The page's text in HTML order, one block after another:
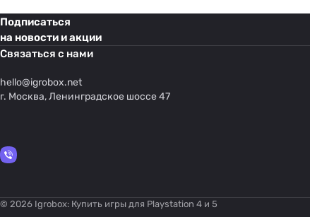
Подписаться
на новости и акции
Связаться с нами
hello@igrobox.net
г. Москва, Ленинградское шоссе 47
© 2026 Igrobox: Купить игры для Playstation 4 и 5